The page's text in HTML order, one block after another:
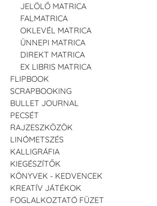
JELÖLŐ MATRICA
FALMATRICA
OKLEVÉL MATRICA
ÜNNEPI MATRICA
DIREKT MATRICA
EX LIBRIS MATRICA
FLIPBOOK
SCRAPBOOKING
BULLET JOURNAL
PECSÉT
RAJZESZKÖZÖK
LINÓMETSZÉS
KALLIGRÁFIA
KIEGÉSZÍTŐK
KÖNYVEK - KEDVENCEK
KREATÍV JÁTÉKOK
FOGLALKOZTATÓ FÜZET